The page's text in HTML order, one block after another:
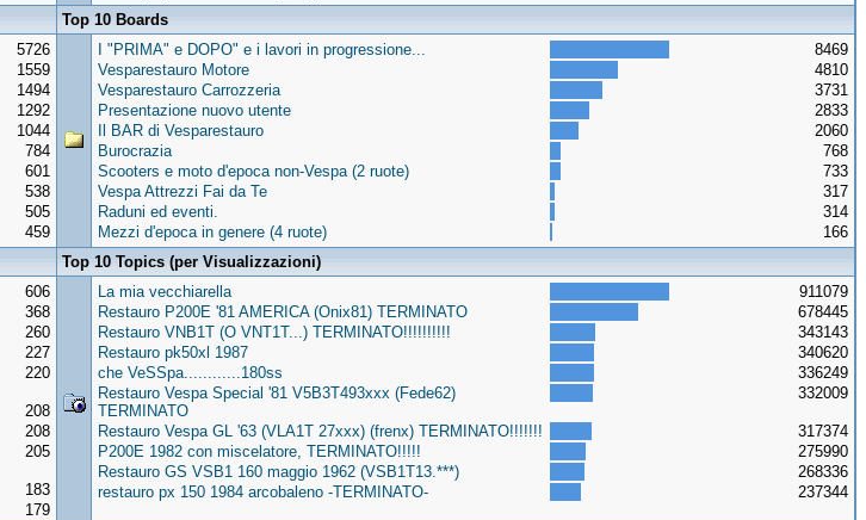
Top 10 Boards
5726
1559
1494
1292
1044
784
601
538
505
459
I "PRIMA" e DOPO" e i lavori in progressione...
8469
Vesparestauro Motore
4810
Vesparestauro Carrozzeria
3731
Presentazione nuovo utente
2833
Il BAR di Vesparestauro
2060
Burocrazia
768
Scooters e moto d'epoca non-Vespa (2 ruote)
733
Vespa Attrezzi Fai da Te
317
Raduni ed eventi.
314
Mezzi d'epoca in genere (4 ruote)
166
Top 10 Topics (per Visualizzazioni)
606
368
260
227
220
208
208
205
183
179
La mia vecchiarella
911079
Restauro P200E '81 AMERICA (Onix81) TERMINATO
678445
Restauro VNB1T (O VNT1T...) TERMINATO!!!!!!!!!!
343143
Restauro pk50xl 1987
340620
che VeSSpa............180ss
336249
Restauro Vespa Special '81 V5B3T493xxx (Fede62)
TERMINATO
332009
Restauro Vespa GL '63 (VLA1T 27xxx) (frenx) TERMINATO!!!!!!!
317374
P200E 1982 con miscelatore, TERMINATO!!!!!
275990
Restauro GS VSB1 160 maggio 1962 (VSB1T13.***)
268336
restauro px 150 1984 arcobaleno -TERMINATO-
237344